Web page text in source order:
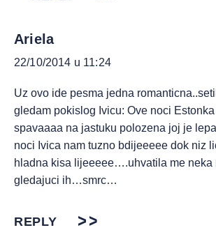
Ariela
22/10/2014 u 11:24
Uz ovo ide pesma jedna
gledam pokislog Ivicu: Ove noci
spavaaaa na jastuku polozena joj je
noci Ivica nam tuzno bdijeeeee dok niz
hladna kisa lijeeeee….uhvatila me neka
gledajuci ih…smrc…
REPLY